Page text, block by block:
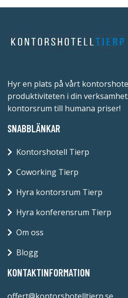
Hyr en plats på vårt
produktiviteten i din
kontorsrum till humana priser!
SNABBLÄNKAR
Kontorshotell Tierp
Coworking Tierp
Hyra kontorsrum Tierp
Hyra konferensrum Tierp
Om oss
Blogg
KONTAKTINFORMATION